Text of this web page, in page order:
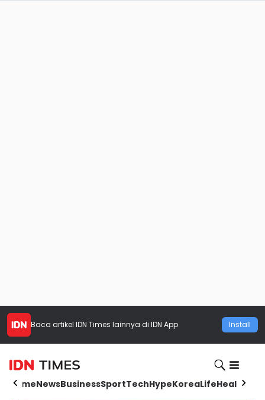
Baca artikel IDN Times lainnya di IDN App Install
HomeNewsBusinessSportTechHypeKoreaLifeHealth